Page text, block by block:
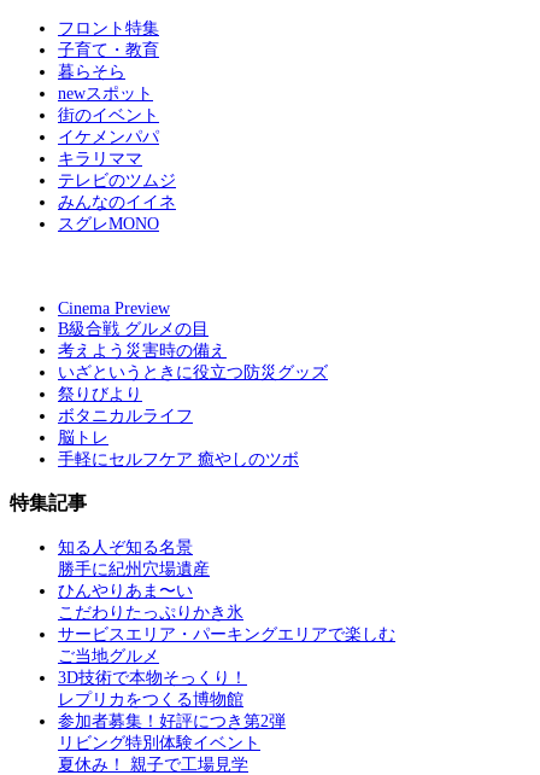
フロント特集
子育て・教育
暮らそら
newスポット
街のイベント
イケメンパパ
キラリママ
テレビのツムジ
みんなのイイネ
スグレMONO
Cinema Preview
B級合戦 グルメの目
考えよう災害時の備え
いざというときに役立つ防災グッズ
祭りびより
ボタニカルライフ
脳トレ
手軽にセルフケア 癒やしのツボ
特集記事
知る人ぞ知る名景
勝手に紀州穴場遺産
ひんやりあま〜い
こだわりたっぷりかき氷
サービスエリア・パーキングエリアで楽しむ
ご当地グルメ
3D技術で本物そっくり！
レプリカをつくる博物館
参加者募集！好評につき第2弾
リビング特別体験イベント
夏休み！ 親子で工場見学